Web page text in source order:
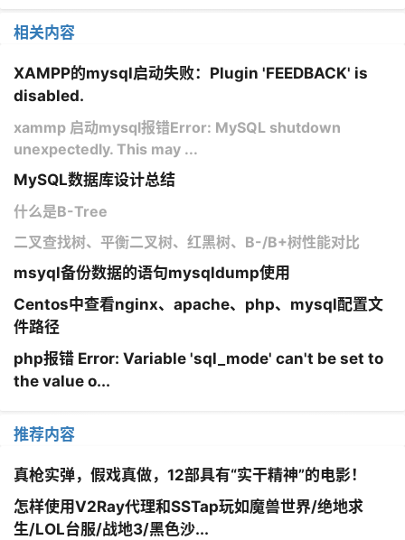
相关内容
XAMPP的mysql启动失败：Plugin 'FEEDBACK' is
disabled.
xammp 启动mysql报错Error: MySQL shutdown
unexpectedly. This may ...
MySQL数据库设计总结
什么是B-Tree
二叉查找树、平衡二叉树、红黑树、B-/B+树性能对比
msyql备份数据的语句mysqldump使用
Centos中查看nginx、apache、php、mysql配置文
件路径
php报错 Error: Variable 'sql_mode' can't be set to
the value o...
推荐内容
真枪实弹，假戏真做，12部具有“实干精神”的电影！
怎样使用V2Ray代理和SSTap玩如魔兽世界/绝地求
生/LOL台服/战地3/黑色沙...